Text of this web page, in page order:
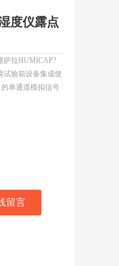
度仪露点
萨拉HUMICAP?
试验箱设备集成使
单通道模拟信号
留言